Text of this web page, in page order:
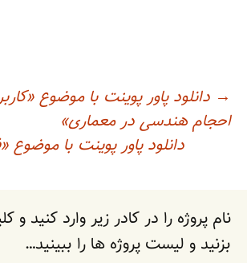
ناوبری
نوشته
→ دانلود پاور پوینت با موضوع
احجام هندسی در معماری»
دانلود پاور پوینت با
بزنید و لیست پروژه ها را ببینید…